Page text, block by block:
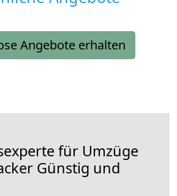
Angebote erhalten
für Umzüge
Günstig und